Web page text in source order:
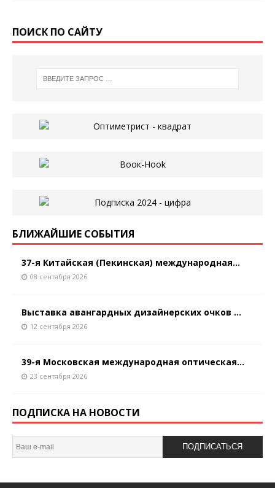
ПОИСК ПО САЙТУ
БЛИЖАЙШИЕ СОБЫТИЯ
37-я Китайская (Пекинская) международная...
08 сентября 2026
Выставка авангардных дизайнерских очков ...
12 сентября 2026
39-я Московская международная оптическая...
23 сентября 2026
ПОДПИСКА НА НОВОСТИ
ПОДПИСАТЬСЯ